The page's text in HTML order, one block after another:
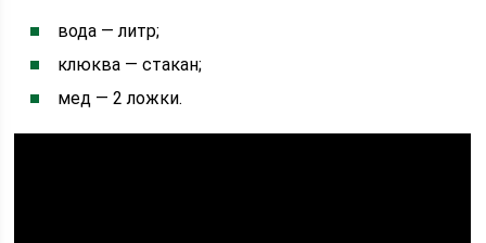
вода — литр;
клюква — стакан;
мед — 2 ложки.